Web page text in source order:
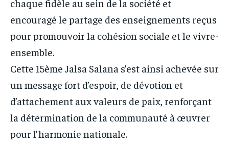
chaque fidèle au sein de la société et
encouragé le partage des enseignements reçus
pour promouvoir la cohésion sociale et le vivre-
ensemble.
Cette 15ème Jalsa Salana s’est ainsi achevée sur
un message fort d’espoir, de dévotion et
d’attachement aux valeurs de paix, renforçant
la détermination de la communauté à œuvrer
pour l’harmonie nationale.